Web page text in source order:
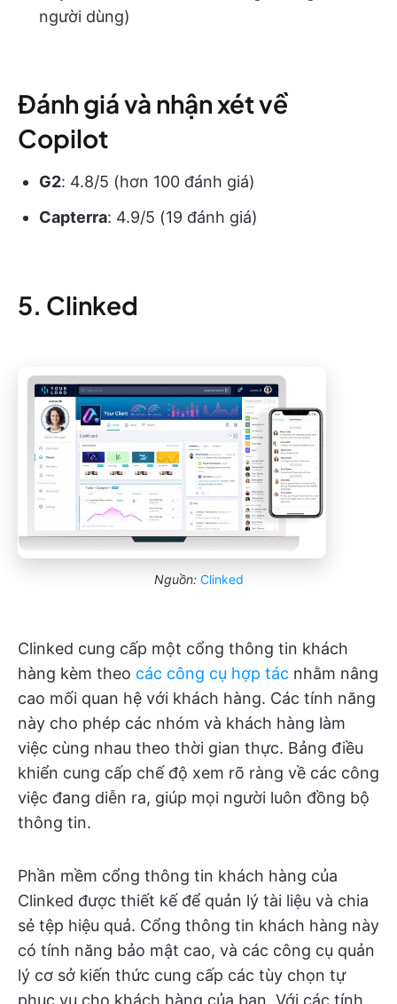
người dùng)
Đánh giá và nhận xét về
Copilot
G2: 4.8/5 (hơn 100 đánh giá)
Capterra: 4.9/5 (19 đánh giá)
5. Clinked
Nguồn: Clinked
Clinked cung cấp một cổng thông tin khách
hàng kèm theo các công cụ hợp tác nhằm nâng
cao mối quan hệ với khách hàng. Các tính năng
này cho phép các nhóm và khách hàng làm
việc cùng nhau theo thời gian thực. Bảng điều
khiển cung cấp chế độ xem rõ ràng về các công
việc đang diễn ra, giúp mọi người luôn đồng bộ
thông tin.
Phần mềm cổng thông tin khách hàng của
Clinked được thiết kế để quản lý tài liệu và chia
sẻ tệp hiệu quả. Cổng thông tin khách hàng này
có tính năng bảo mật cao, và các công cụ quản
lý cơ sở kiến thức cung cấp các tùy chọn tự
phục vụ cho khách hàng của bạn. Với các tính